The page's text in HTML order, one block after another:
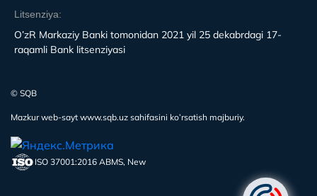
Litsenziya:
O’zR Markaziy Banki tomonidan 2021 yil 25 dekabrdagi 17-
raqamli Bank litsenziyasi
© SQB
Mazkur web-sayt www.sqb.uz sahifasini ko’rsatish majburiy.
ISO 37001:2016 ABMS, New